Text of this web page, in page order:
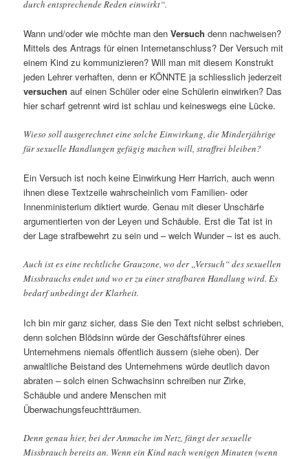
durch entsprechende Reden einwirkt“.
Wann und/oder wie möchte man den Versuch denn nachweisen?
Mittels des Antrags für einen Internetanschluss? Der Versuch mit
einem Kind zu kommunizieren? Will man mit diesem Konstrukt
jeden Lehrer verhaften, denn er KÖNNTE ja schliesslich jederzeit
versuchen auf einen Schüler oder eine Schülerin einwirken? Das
hier scharf getrennt wird ist schlau und keineswegs eine Lücke.
Wieso soll ausgerechnet eine solche Einwirkung, die Minderjährige
für sexuelle Handlungen gefügig machen will, straffrei bleiben?
Ein Versuch ist noch keine Einwirkung Herr Harrich, auch wenn
ihnen diese Textzeile wahrscheinlich vom Familien- oder
Innenministerium diktiert wurde. Genau mit dieser Unschärfe
argumentierten von der Leyen und Schäuble. Erst die Tat ist in
der Lage strafbewehrt zu sein und – welch Wunder – ist es auch.
Auch ist es eine rechtliche Grauzone, wo der „Versuch“ des sexuellen
Missbrauchs endet und wo er zu einer strafbaren Handlung wird. Es
bedarf unbedingt der Klarheit.
Ich bin mir ganz sicher, dass Sie den Text nicht selbst schrieben,
denn solchen Blödsinn würde der Geschäftsführer eines
Unternehmens niemals öffentlich äussern (siehe oben). Der
anwaltliche Beistand des Unternehmens würde deutlich davon
abraten – solch einen Schwachsinn schreiben nur Zirke,
Schäuble und andere Menschen mit
Überwachungsfeuchtträumen.
Denn genau hier, bei der Anmache im Netz, fängt der sexuelle
Missbrauch bereits an. Wenn ein Kind nach wenigen Minuten (wenn